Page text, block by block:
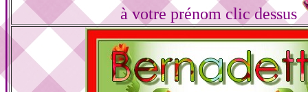
à votre prénom clic dessus